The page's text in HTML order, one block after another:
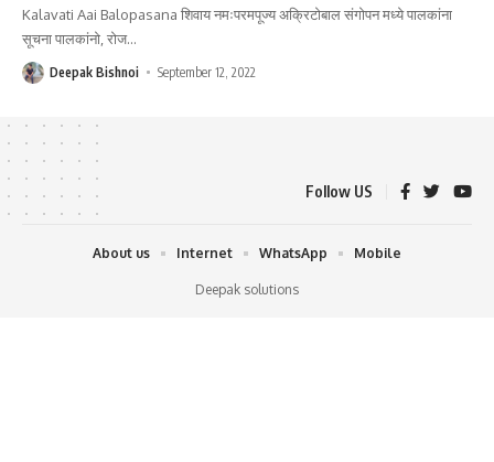
Kalavati Aai Balopasana शिवाय नमःपरमपूज्य अक्रिटोबाल संगोपन मध्ये पालकांना
सूचना पालकांनो, रोज…
Deepak Bishnoi September 12, 2022
Follow US
Deepak solutions
About us Internet WhatsApp Mobile